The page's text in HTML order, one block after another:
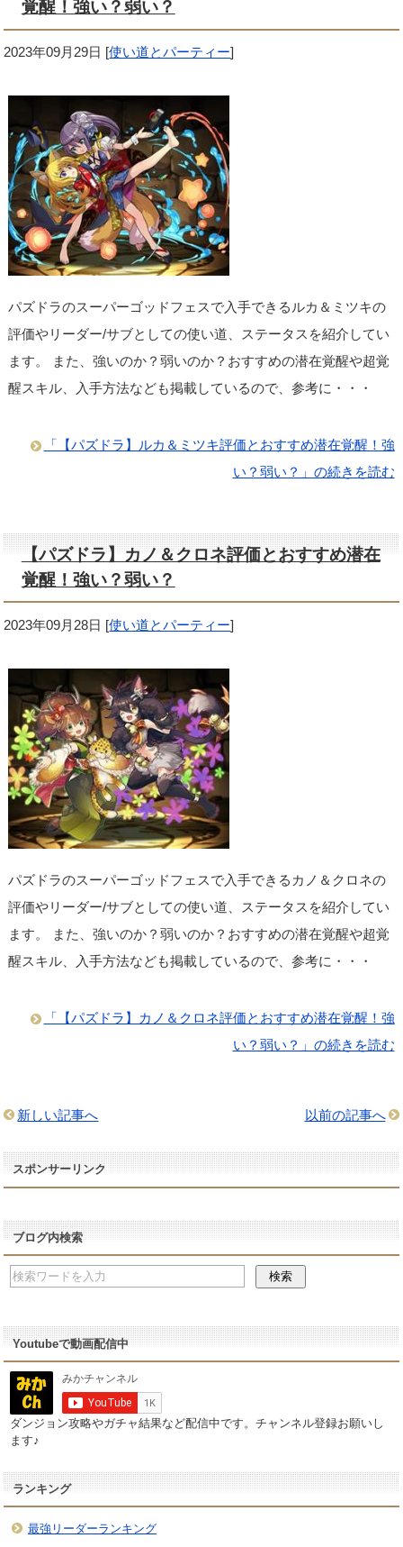
覚醒！強い？弱い？
2023年09月29日 [使い道とパーティー]
パズドラのスーパーゴッドフェスで入手できるルカ＆ミツキの
評価やリーダー/サブとしての使い道、ステータスを紹介してい
ます。 また、強いのか？弱いのか？おすすめの潜在覚醒や超覚
醒スキル、入手方法なども掲載しているので、参考に・・・
「【パズドラ】ルカ＆ミツキ評価とおすすめ潜在覚醒！強
い？弱い？」の続きを読む
【パズドラ】カノ＆クロネ評価とおすすめ潜在
覚醒！強い？弱い？
2023年09月28日 [使い道とパーティー]
パズドラのスーパーゴッドフェスで入手できるカノ＆クロネの
評価やリーダー/サブとしての使い道、ステータスを紹介してい
ます。 また、強いのか？弱いのか？おすすめの潜在覚醒や超覚
醒スキル、入手方法なども掲載しているので、参考に・・・
「【パズドラ】カノ＆クロネ評価とおすすめ潜在覚醒！強
い？弱い？」の続きを読む
以前の記事へ
新しい記事へ
スポンサーリンク
ブログ内検索
Youtubeで動画配信中
ダンジョン攻略やガチャ結果など配信中です。チャンネル登録お願いし
ます♪
ランキング
最強リーダーランキング